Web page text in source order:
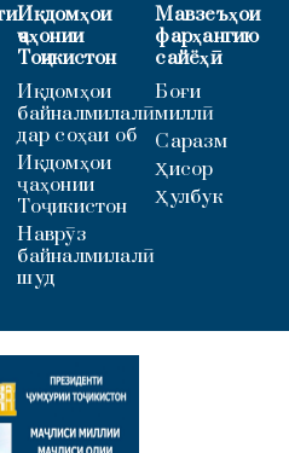
Иқдомҳои
ҷаҳонии
Тоҷикистон
Иқдомҳои
байналмилалӣ
дар соҳаи об
Иқдомҳои
ҷаҳонии
Тоҷикистон
Наврӯз
байналмилалӣ
шуд
Мавзеъҳои
фарҳангию
сайёҳӣ
Боғи
миллӣ
Саразм
Ҳисор
Ҳулбук